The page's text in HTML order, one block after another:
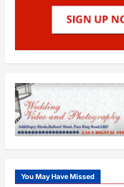
You May Have Missed